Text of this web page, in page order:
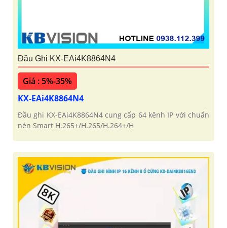
Đầu Ghi KX-EAi4K8864N4
Giá : 5%-35%
KX-EAi4K8864N4
Đầu ghi KX-EAi4K8864N4 cung cấp 64 kênh IP với chuẩn
nén Smart H.265+/H.265/H.264+/H